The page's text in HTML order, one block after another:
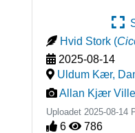
Hvid Stork (
2025-08-14
Uldum Kær,
Allan Kjær
Uploadet 2025-08-14
6 786